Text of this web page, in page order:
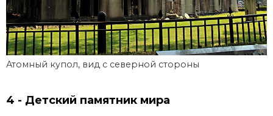
Атомный купол, вид с северной стороны
4 - Детский памятник мира